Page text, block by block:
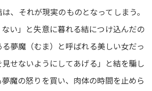
、それが現実のものとなってしまう。
ない」と失意に暮れる結につけ込んだの
夢魔（むま）と呼ばれる美しい女だっ
せないようにしてあげる」と結を騙し
魔の怒りを買い、肉体の時間を止めら